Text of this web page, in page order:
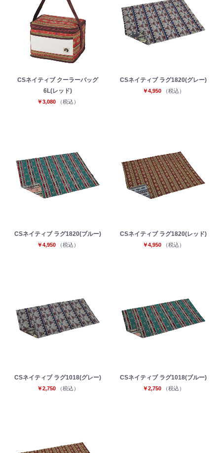
CSネイティブ クーラーバッグ
6L(レッド)
￥3,080 （税込）
CSネイティブ ラグ1820(グレー)
￥4,950 （税込）
CSネイティブ ラグ1820(ブルー)
￥4,950 （税込）
CSネイティブ ラグ1820(レッド)
￥4,950 （税込）
CSネイティブ ラグ1018(グレー)
￥2,750 （税込）
CSネイティブ ラグ1018(ブルー)
￥2,750 （税込）
お買い物を続ける カートへ進む